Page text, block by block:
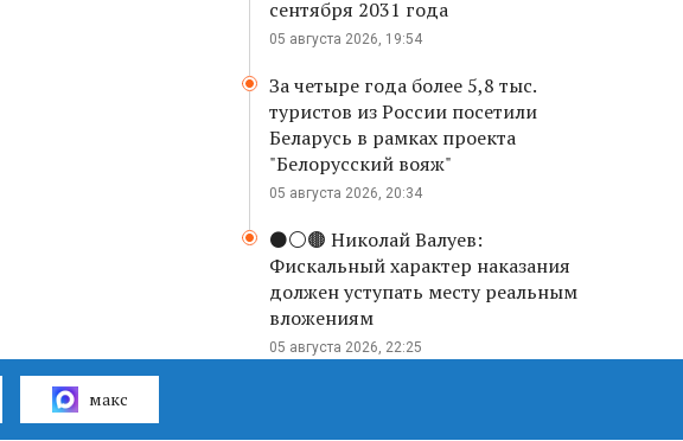
сентября 2031 года
05 августа 2026, 19:54
За четыре года более 5,8 тыс.
туристов из России посетили
Беларусь в рамках проекта
"Белорусский вояж"
05 августа 2026, 20:34
⚫️⚪️🟤 Николай Валуев:
Фискальный характер наказания
должен уступать месту реальным
вложениям
05 августа 2026, 22:25
макс